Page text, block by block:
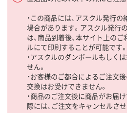
・この商品には、アスクル発行
場合があります。アスクル発行
は、商品到着後、本サイト上の
ルにて印刷することが可能です。
・アスクルのダンボールもしく
せん。
・お客様のご都合によるご注文後
交換はお受けできません。
・商品のご注文後に商品がお届
際には、ご注文をキャンセルさ